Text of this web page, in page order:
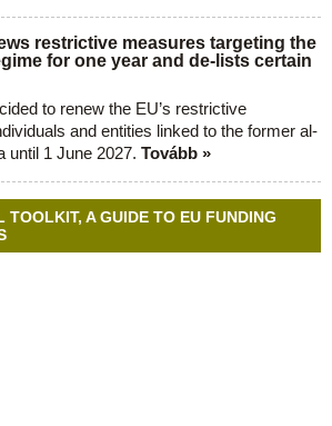
restrictive measures targeting the
for one year and de-lists certain
to renew the EU’s restrictive
and entities linked to the former al-
until 1 June 2027. Tovább »
TOOLKIT, A GUIDE TO EU FUNDING